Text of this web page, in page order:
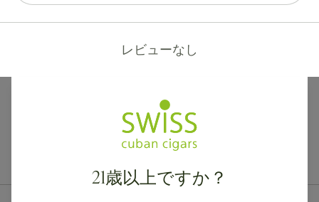
レビューなし
21歳以上ですか？